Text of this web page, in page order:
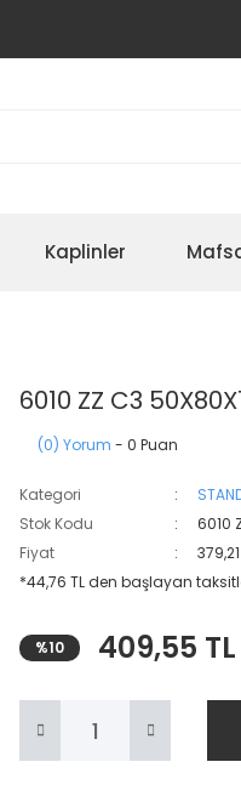
Kaplinler
6010 ZZ C3
(0) Yorum - 0 Puan
Kategori
Stok Kodu
6010
Fiyat
*44,76 TL den başlayan
%10 409,55 TL